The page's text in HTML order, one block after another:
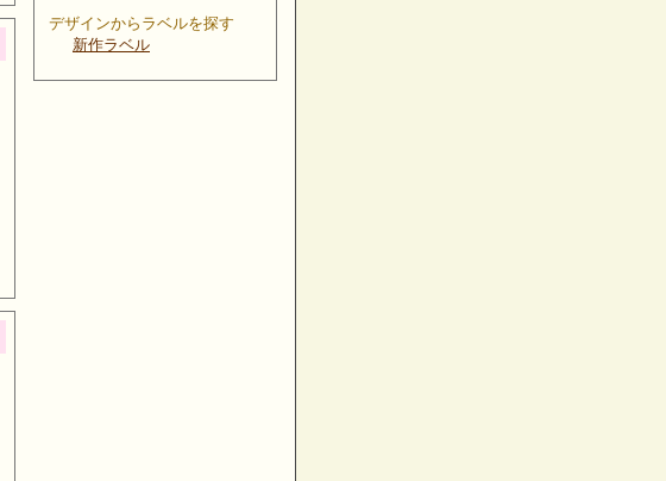
デザインからラベルを探す
新作ラベル